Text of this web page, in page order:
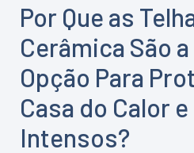
Por Que as
Cerâmica São
Opção Para
Casa do Calor
Intensos?